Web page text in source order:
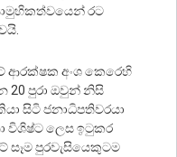
රට
ආරක්ෂක අංශ කෙරෙහි
20 පුරා ඔවුන් නිසි
සිටි ජනාධිපතිවරයා
විශිෂ්ට ලෙස ඉටුකර
සෑම පුරවැසියෙකුටම